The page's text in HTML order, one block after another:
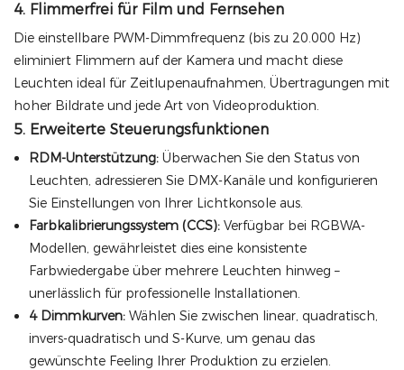
4. Flimmerfrei für Film und Fernsehen
Die einstellbare PWM-Dimmfrequenz (bis zu 20.000 Hz)
eliminiert Flimmern auf der Kamera und macht diese
Leuchten ideal für Zeitlupenaufnahmen, Übertragungen mit
hoher Bildrate und jede Art von Videoproduktion.
5. Erweiterte Steuerungsfunktionen
RDM-Unterstützung:Überwachen Sie den Status von
Leuchten, adressieren Sie DMX-Kanäle und konfigurieren
Sie Einstellungen von Ihrer Lichtkonsole aus.
Farbkalibrierungssystem (CCS):Verfügbar bei RGBWA-
Modellen, gewährleistet dies eine konsistente
Farbwiedergabe über mehrere Leuchten hinweg –
unerlässlich für professionelle Installationen.
4 Dimmkurven:Wählen Sie zwischen linear, quadratisch,
invers-quadratisch und S-Kurve, um genau das
gewünschte Feeling Ihrer Produktion zu erzielen.